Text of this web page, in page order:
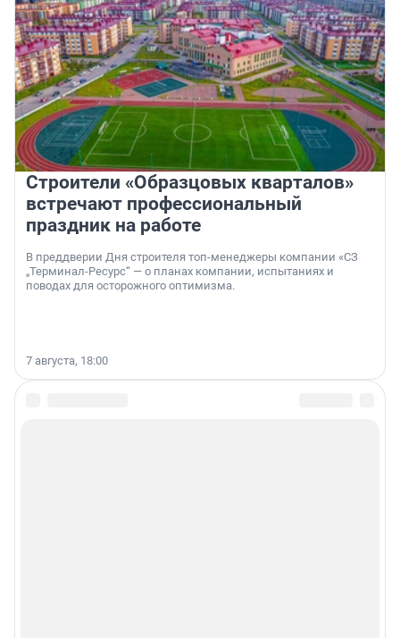
Строители «Образцовых кварталов»
встречают профессиональный
праздник на работе
В преддверии Дня строителя топ-менеджеры компании «СЗ
„Терминал-Ресурс“ — о планах компании, испытаниях и
поводах для осторожного оптимизма.
7 августа, 18:00